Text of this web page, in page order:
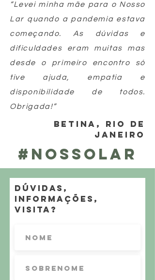
“Levei minha mãe para o Nosso
Lar quando a pandemia estava
começando. As dúvidas e
dificuldades eram muitas mas
desde o primeiro encontro só
tive ajuda, empatia e
disponibilidade de todos.
Obrigada!”
BETINA, RIO DE
JANEIRO
#NOSSOLAR
DÚVIDAS,
INFORMAÇÕES,
VISITA?